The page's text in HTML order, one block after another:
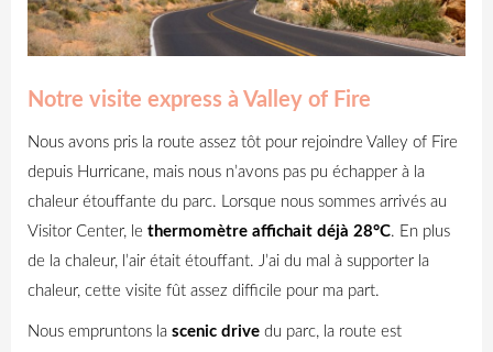
Notre visite express à Valley of Fire
Nous avons pris la route assez tôt pour rejoindre Valley of Fire
depuis Hurricane, mais nous n’avons pas pu échapper à la
chaleur étouffante du parc. Lorsque nous sommes arrivés au
Visitor Center, le thermomètre affichait déjà 28°C. En plus
de la chaleur, l’air était étouffant. J’ai du mal à supporter la
chaleur, cette visite fût assez difficile pour ma part.
Nous empruntons la scenic drive du parc, la route est